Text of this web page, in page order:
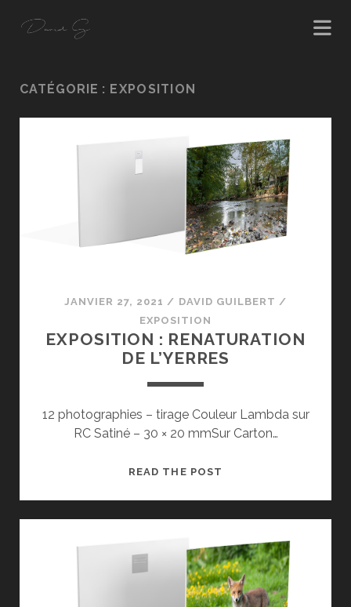
CATÉGORIE : EXPOSITION
JANVIER 27, 2021 / DAVID GUILBERT /
EXPOSITION
EXPOSITION : RENATURATION
DE L’YERRES
12 photographies – tirage Couleur Lambda sur
RC Satiné – 30 × 20 mmSur Carton…
READ THE POST
L’YERRES